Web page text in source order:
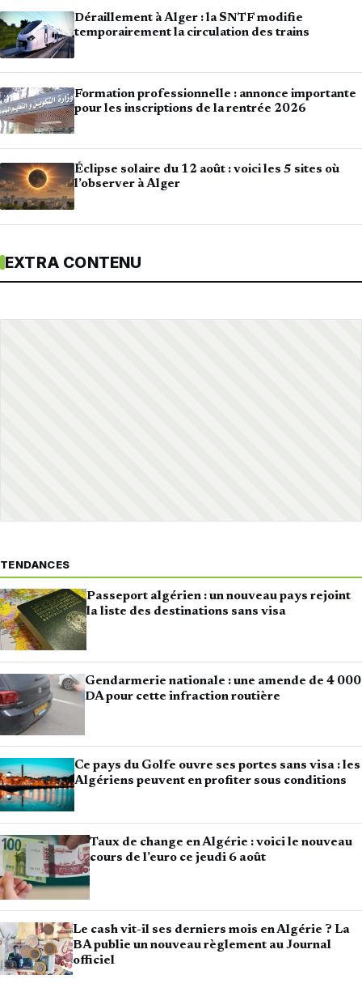
Déraillement à Alger : la SNTF modifie
temporairement la circulation des trains
Formation professionnelle : annonce importante
pour les inscriptions de la rentrée 2026
Éclipse solaire du 12 août : voici les 5 sites où
l’observer à Alger
EXTRA CONTENU
TENDANCES
Passeport algérien : un nouveau pays rejoint
la liste des destinations sans visa
Gendarmerie nationale : une amende de 4 000
DA pour cette infraction routière
Ce pays du Golfe ouvre ses portes sans visa : les
Algériens peuvent en profiter sous conditions
Taux de change en Algérie : voici le nouveau
cours de l’euro ce jeudi 6 août
Le cash vit-il ses derniers mois en Algérie ? La
BA publie un nouveau règlement au Journal
officiel